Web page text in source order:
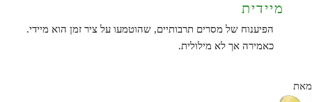
מיידית
הפיענוח של מסרים תרבותיים, שהוטמעו על ציר זמן הוא מיידי.
כאמירה אך לא מילולית.
מאת